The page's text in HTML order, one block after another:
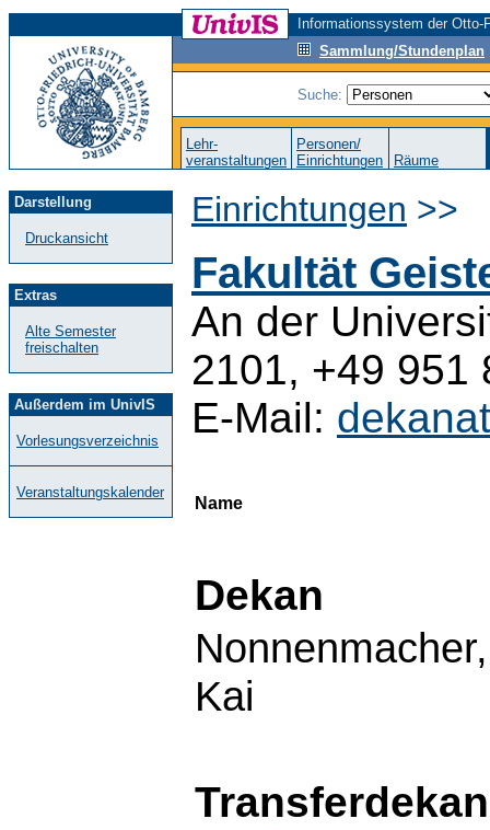
Informationssystem der
Sammlung/Stundenplan
Suche:
Lehr-
veranstaltungen
Personen/
Einrichtungen
Räume
Darstellung
Druckansicht
Extras
Alte Semester
freischalten
Außerdem im UnivIS
Vorlesungsverzeichnis
Veranstaltungskalender
Einrichtungen >>
Fakultät
An der
2101, +49 951
E-Mail:
Name
Dekan
Nonnenmacher,
Kai